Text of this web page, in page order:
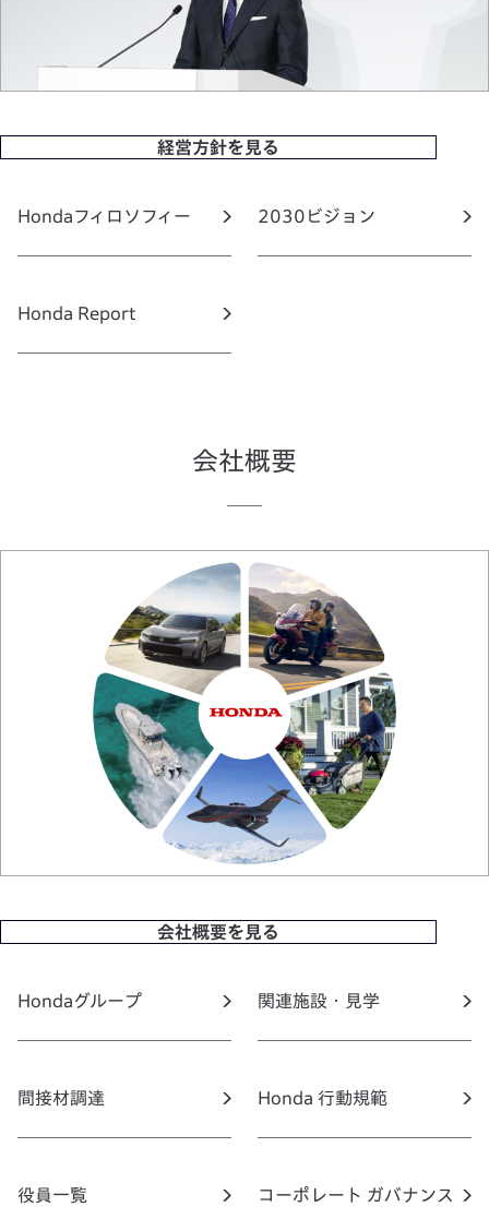
経営方針を見る
Hondaフィロソフィー 2030ビジョン
Honda Report
会社概要
会社概要を見る
Hondaグループ 関連施設・見学
間接材調達 Honda 行動規範
役員一覧 コーポレート ガバナンス